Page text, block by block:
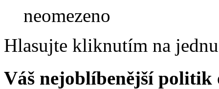
neomezeno
Hlasujte kliknutím na
Váš nejoblíbenější politik